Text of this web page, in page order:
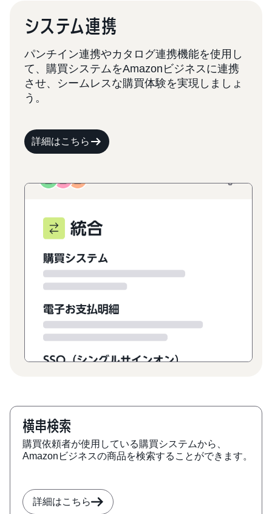
システム連携
パンチイン連携やカタログ連携機能を使用し
て、購買システムをAmazonビジネスに連携
させ、シームレスな購買体験を実現しましょ
う。
詳細はこちら
横串検索
購買依頼者が使用している購買システムから、
Amazonビジネスの商品を検索することができます。
詳細はこちら